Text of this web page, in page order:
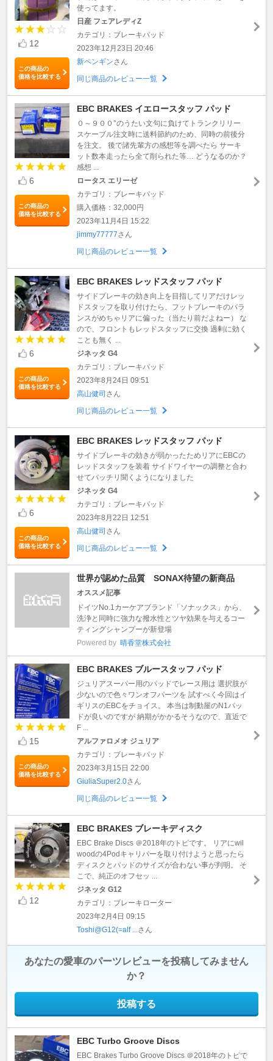
12
この商品の
価格を比較する
使ってます。
日産 フェアレディZ
カテゴリ：ブレーキパッド
2023年12月23日 20:46
新ペンギンさん
同じ商品のレビュー一覧
6
この商品の
価格を比較する
EBC BRAKES イエロースタッフ パッド
０～９００°のうたい文句に負けてトランクリリー
スケーブル注文時に送料節約のため、同時の前後分
を注文。 後で諸先輩方の感想等を調べたら サーキ
ット数本走ったら全て削られた等… どうなるのか？
感想 ...
ロータス エリーゼ
カテゴリ：ブレーキパッド
購入価格：32,000円
2023年11月4日 15:22
jimmy77777さん
同じ商品のレビュー一覧
6
この商品の
価格を比較する
EBC BRAKES レッドスタッフ パッド
サイドブレーキの効き向上を目指してリアだけレッ
ドスタッフを取り付けたら、フットブレーキのバラ
ンスがめちゃリアに偏った（当たり前だよねー） な
ので、フロントもレッドスタッフに交換 過剰に効く
ことも無く ...
ジネッタ G4
カテゴリ：ブレーキパッド
2023年8月24日 09:51
高山健司 さん
同じ商品のレビュー一覧
6
この商品の
価格を比較する
EBC BRAKES レッドスタッフ パッド
サイドブレーキの効きが弱かったためリアにEBCの
レッドスタッフを装着 サイドワイヤーの調整と合わ
せてバッチリ聞くようになりました
ジネッタ G4
カテゴリ：ブレーキパッド
2023年8月22日 12:51
高山健司 さん
同じ商品のレビュー一覧
世界が認めた品質 SONAX待望の新商品
オススメ記事
ドイツNo.1カーケアブランド「ソナックス」から、
洗浄と同時に強力な撥水性とツヤ効果を与えるコー
ティングシャンプーが新登場
Powered by 晴香堂株式会社
15
この商品の
価格を比較する
EBC BRAKES ブルースタッフ パッド
ジュリアスーパー用のパッドでレース用は 選択肢が
少ないので色々ワンオフパーツを 試すべく今回はイ
ギリスのEBCをチョイス。 本当は制動屋のN1パッ
ドが良いのですが 納期がかかるそうなので、直近で
F ...
アルファロメオ ジュリア
カテゴリ：ブレーキパッド
2023年3月15日 22:00
GiuliaSuper2.0さん
同じ商品のレビュー一覧
12
EBC BRAKES ブレーキディスク
EBC Brake Discs ＠2018年のトピです。 リアにwil
woodの4Podキャリパーを取り付けようと思ったら
ディスクとパッドのサイズが合わない事が判明。 そ
こで、純正のオフセッ ...
ジネッタ G12
カテゴリ：ブレーキローター
2023年2月4日 09:15
Toshi@G12(=alf ... さん
あなたの愛車のパーツレビューを投稿してみません
か？
投稿する
EBC Turbo Groove Discs
EBC Brakes Turbo Groove Discs ＠2018年のトピで